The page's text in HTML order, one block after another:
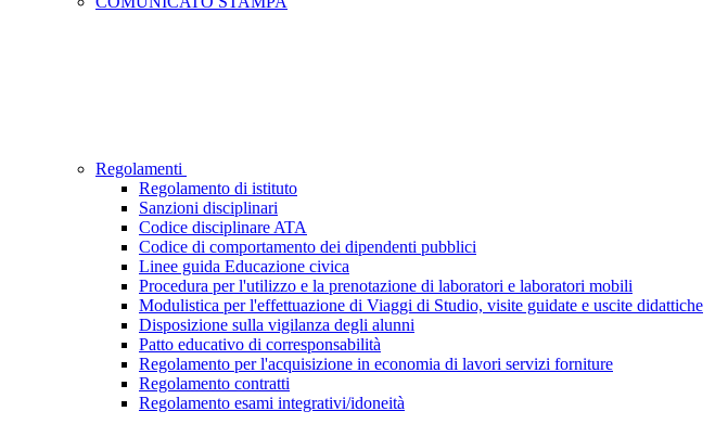
Regolamenti
Regolamento di istituto
Sanzioni disciplinari
Codice disciplinare ATA
Codice di comportamento dei dipendenti pubblici
Linee guida Educazione civica
Procedura per l'utilizzo e la prenotazione di laboratori e laboratori mobili
Modulistica per l'effettuazione di Viaggi di Studio, visite guidate e uscite didattiche
Disposizione sulla vigilanza degli alunni
Patto educativo di corresponsabilità
Regolamento per l'acquisizione in economia di lavori servizi forniture
Regolamento contratti
Regolamento esami integrativi/idoneità